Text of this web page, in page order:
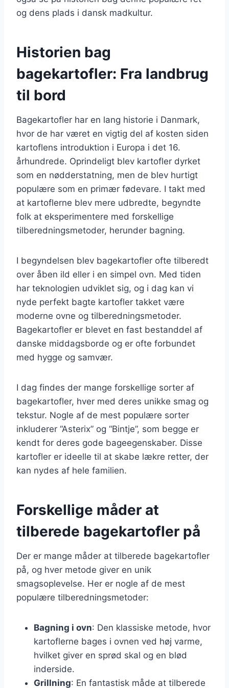
og dens plads i dansk madkultur.
Historien bag
bagekartofler: Fra landbrug
til bord
Bagekartofler har en lang historie i Danmark,
hvor de har været en vigtig del af kosten siden
kartoflens introduktion i Europa i det 16.
århundrede. Oprindeligt blev kartofler dyrket
som en nødderstatning, men de blev hurtigt
populære som en primær fødevare. I takt med
at kartoflerne blev mere udbredte, begyndte
folk at eksperimentere med forskellige
tilberedningsmetoder, herunder bagning.
I begyndelsen blev bagekartofler ofte tilberedt
over åben ild eller i en simpel ovn. Med tiden
har teknologien udviklet sig, og i dag kan vi
nyde perfekt bagte kartofler takket være
moderne ovne og tilberedningsmetoder.
Bagekartofler er blevet en fast bestanddel af
danske middagsborde og er ofte forbundet
med hygge og samvær.
I dag findes der mange forskellige sorter af
bagekartofler, hver med deres unikke smag og
tekstur. Nogle af de mest populære sorter
inkluderer “Asterix” og “Bintje”, som begge er
kendt for deres gode bageegenskaber. Disse
kartofler er ideelle til at skabe lækre retter, der
kan nydes af hele familien.
Forskellige måder at
tilberede bagekartofler på
Der er mange måder at tilberede bagekartofler
på, og hver metode giver en unik
smagsoplevelse. Her er nogle af de mest
populære tilberedningsmetoder:
Bagning i ovn: Den klassiske metode, hvor
kartoflerne bages i ovnen ved høj varme,
hvilket giver en sprød skal og en blød
inderside.
Grillning: En fantastisk måde at tilberede